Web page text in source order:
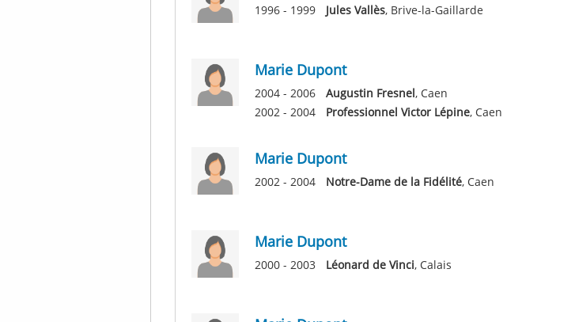
1996 - 1999 Jules Vallès, Brive-la-Gaillarde
Marie Dupont
2004 - 2006 Augustin Fresnel, Caen
2002 - 2004
Professionnel Victor Lépine, Caen
Marie Dupont
2002 - 2004 Notre-Dame de la Fidélité, Caen
Marie Dupont
2000 - 2003 Léonard de Vinci, Calais